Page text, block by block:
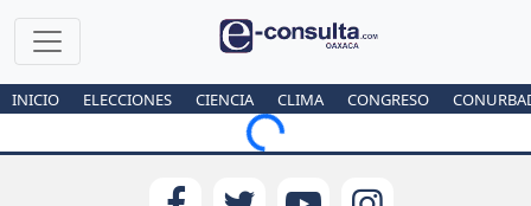
INICIO ELECCIONES CIENCIA CLIMA CONGRESO
Loading...